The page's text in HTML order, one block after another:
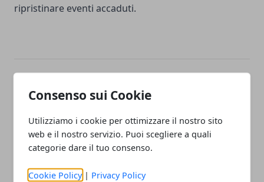
Consenso sui Cookie
Utilizziamo i cookie per ottimizzare il nostro sito
web e il nostro servizio. Puoi scegliere a quali
categorie dare il tuo consenso.
Cookie Policy | Privacy Policy
ripristinare eventi accaduti.
Articolo Precedente
killer-chef di Ralph Fiennes
Forever, T'Challa tornerà in